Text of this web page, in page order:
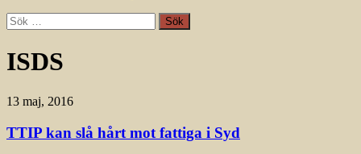
Sök
efter:
ISDS
13 maj, 2016
TTIP kan slå hårt mot fattiga i Syd